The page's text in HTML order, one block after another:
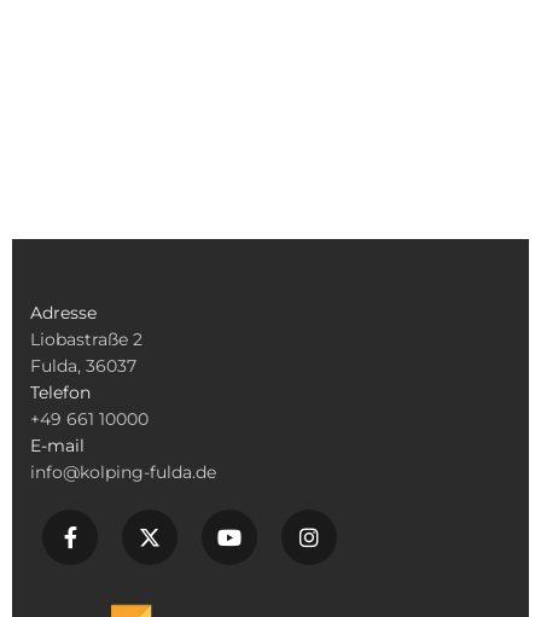
Adresse
Liobastraße 2
Fulda, 36037
Telefon
+49 661 10000
E-mail
info@kolping-fulda.de